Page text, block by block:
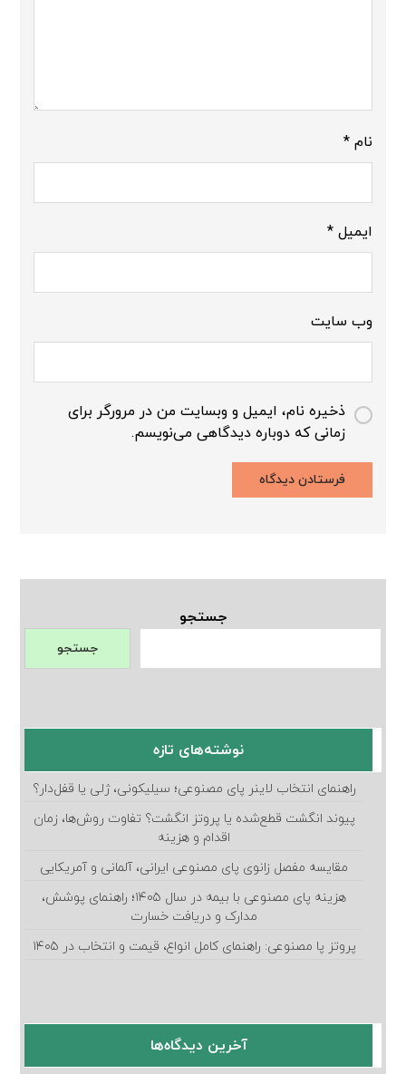
نام*
ایمیل*
وب‌ سایت
ذخیره نام، ایمیل و وبسایت من در مرورگر برای
زمانی که دوباره دیدگاهی می‌نویسم.
جستجو
جستجو
نوشته‌های تازه
راهنمای انتخاب لاینر پای مصنوعی؛ سیلیکونی، ژلی یا قفل‌دار؟
پیوند انگشت قطع‌شده یا پروتز انگشت؟ تفاوت روش‌ها، زمان
اقدام و هزینه
مقایسه مفصل زانوی پای مصنوعی ایرانی، آلمانی و آمریکایی
هزینه پای مصنوعی با بیمه در سال ۱۴۰۵؛ راهنمای پوشش،
مدارک و دریافت خسارت
پروتز پا مصنوعی: راهنمای کامل انواع، قیمت و انتخاب در ۱۴۰۵
آخرین دیدگاه‌ها